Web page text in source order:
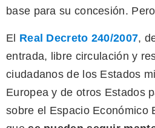
base para su concesión.
El Real Decreto 240/2007,
entrada, libre circulación y
ciudadanos de los Estados
Europea y de otros Estados
sobre el Espacio Económico